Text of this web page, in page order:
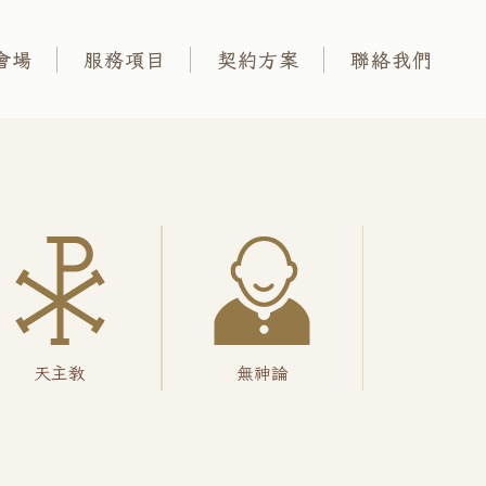
場 服務項目 契約方案 聯絡我們
天主教 無神論